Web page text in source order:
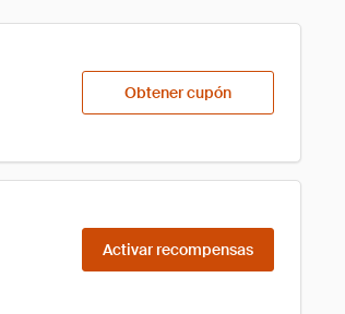
Obtener cupón
Activar recompensas